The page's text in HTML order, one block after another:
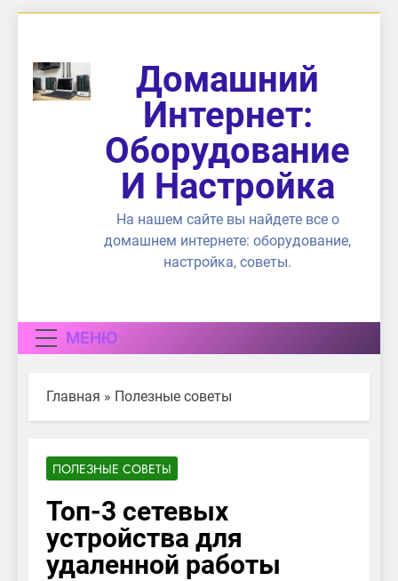
содержимому
Домашний
Интернет:
Оборудование
И Настройка
На нашем сайте вы найдете все о
домашнем интернете: оборудование,
настройка, советы.
МЕНЮ
Главная » Полезные советы
ПОЛЕЗНЫЕ СОВЕТЫ
Топ-3 сетевых
устройства для
удаленной работы